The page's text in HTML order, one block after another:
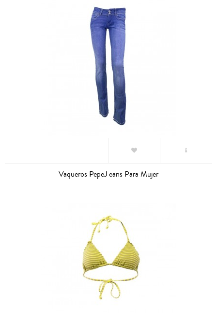
Vaqueros PepeJ eans Para Mujer